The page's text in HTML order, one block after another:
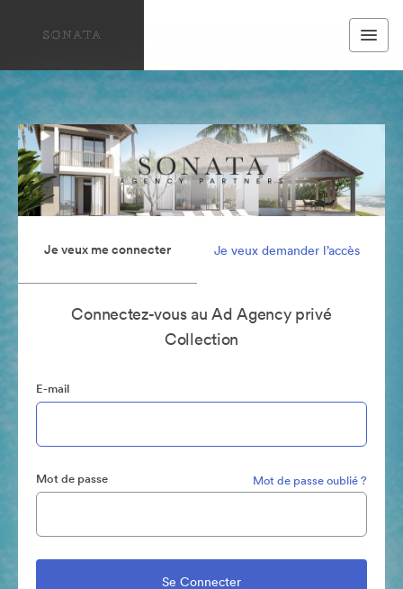
Je veux me connecter Je veux demander l’accès
Connectez-vous au Ad Agency privé
Collection
E-mail
Mot de passe Mot de passe oublié ?